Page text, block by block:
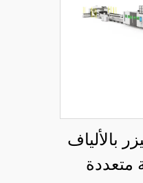
بالألياف
متعددة